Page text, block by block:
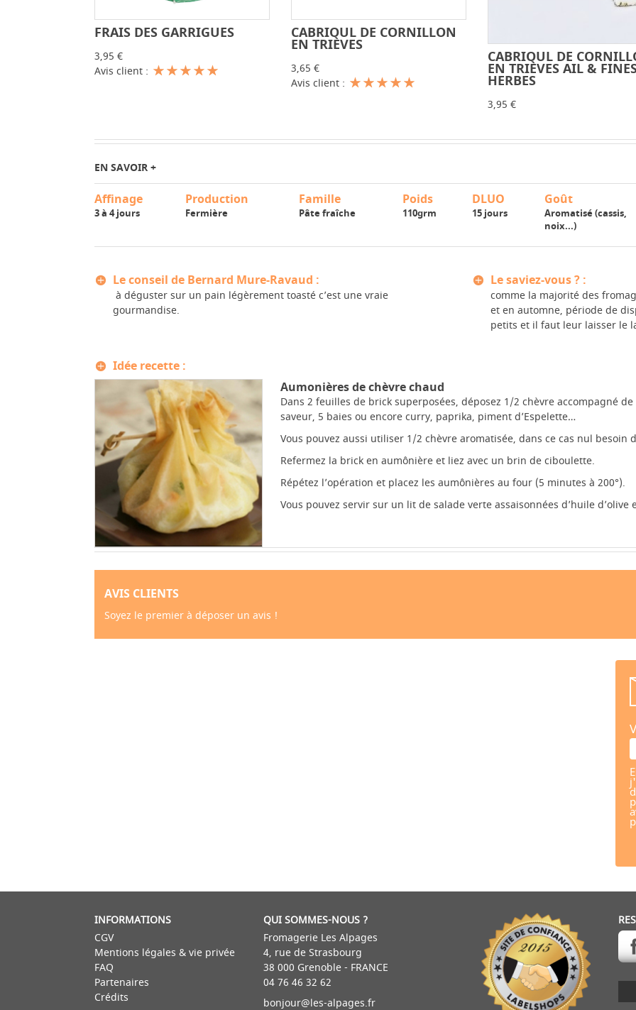
-
FRAIS DES GARRIGUES
3,95 €
Avis client :
- +
CABRIOUL DE CORNILLON
EN TRIÈVES
3,65 €
Avis client :
-
CABRIOUL DE
EN TRIÈVES AIL &
HERBES
3,95 €
EN SAVOIR +
Affinage
3 à 4 jours
Production
Fermière
Famille
Pâte fraîche
Poids
110grm
DLUO
15 jours
Goût
Aromatisé (cassis,
noix...)
Le conseil de Bernard Mure-Ravaud :
à déguster sur un pain légèrement toasté c’est une vraie
gourmandise.
Le saviez-vous ? :
comme la majorité des
et en automne, période de
petits et il faut leur laisser le
Idée recette :
Aumonières de chèvre chaud
Dans 2 feuilles de brick superposées, déposez 1/2 chèvre accompagné
saveur, 5 baies ou encore curry, paprika, piment d’Espelette…
Vous pouvez aussi utiliser 1/2 chèvre aromatisée, dans ce cas nul besoin
Refermez la brick en aumônière et liez avec un brin de ciboulette.
Répétez l’opération et placez les aumônières au four (5 minutes à 200°).
Vous pouvez servir sur un lit de salade verte assaisonnées d’huile
AVIS CLIENTS
Soyez le premier à déposer un avis !
INFORMATIONS
CGV
Mentions légales & vie privée
FAQ
Partenaires
Crédits
QUI SOMMES-NOUS ?
Fromagerie Les Alpages
4, rue de Strasbourg
38 000 Grenoble - FRANCE
04 76 46 32 62
bonjour@les-alpages.fr